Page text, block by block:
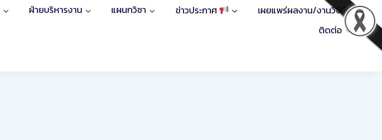
ฝ่ายบริหารงาน แผนกวิชา ข่าวประกาศ
เผยแพร่ผลงาน/งานวิจิจัย
ติดต่อ